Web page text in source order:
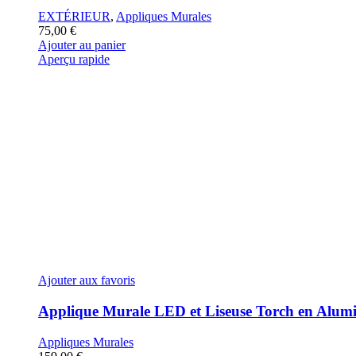
EXTÉRIEUR, Appliques Murales
75,00 €
Ajouter au panier
Aperçu rapide
Ajouter aux favoris
Applique Murale LED et Liseuse Torch en
Appliques Murales